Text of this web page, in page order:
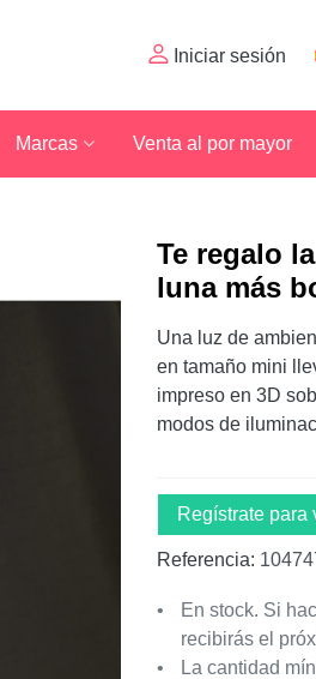
Iniciar sesión
Marcas Venta al por mayor
Te regalo
luna más
Una luz de
en tamaño mini
impreso en 3D
modos de
Regístrate para
Referencia:
En stock. Si
recibirás el
La cantidad